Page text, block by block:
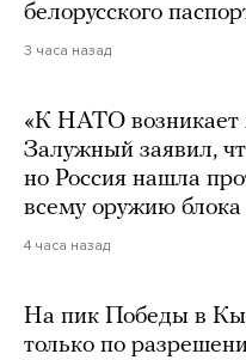
белорусского
3 часа назад
«К НАТО возникает
Залужный заявил,
но Россия нашла
всему оружию блока
4 часа назад
На пик Победы в
только по